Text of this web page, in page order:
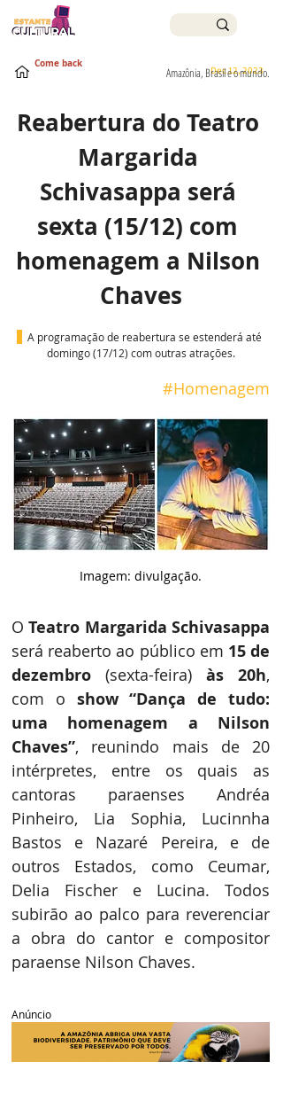
Dec 12, 2023
Amazônia, Brasil e o mundo.
Come back
Reabertura do Teatro
Margarida
Schivasappa será
sexta (15/12) com
homenagem a Nilson
Chaves
  A programação de reabertura se estenderá até
domingo (17/12) com outras atrações.
#Homenagem
Imagem: divulgação.
O Teatro Margarida Schivasappa
será reaberto ao público em 15 de
dezembro (sexta-feira) às 20h,
com o show “Dança de tudo:
uma homenagem a Nilson
Chaves”, reunindo mais de 20
intérpretes, entre os quais as
cantoras paraenses Andréa
Pinheiro, Lia Sophia, Lucinnha
Bastos e Nazaré Pereira, e de
outros Estados, como Ceumar,
Delia Fischer e Lucina. Todos
subirão ao palco para reverenciar
a obra do cantor e compositor
paraense Nilson Chaves.
Anúncio